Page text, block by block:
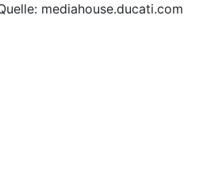
mediahouse.ducati.com